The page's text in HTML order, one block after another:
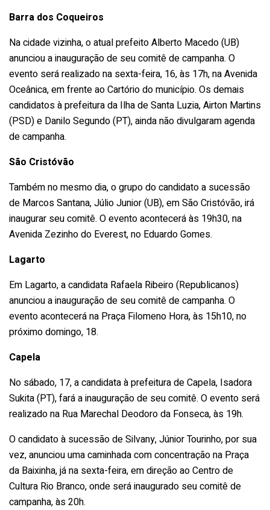
Barra dos Coqueiros
Na cidade vizinha, o atual prefeito Alberto Macedo (UB)
anunciou a inauguração de seu comitê de campanha. O
evento será realizado na sexta-feira, 16, às 17h, na Avenida
Oceânica, em frente ao Cartório do município. Os demais
candidatos à prefeitura da Ilha de Santa Luzia, Airton Martins
(PSD) e Danilo Segundo (PT), ainda não divulgaram agenda
de campanha.
São Cristóvão
Também no mesmo dia, o grupo do candidato a sucessão
de Marcos Santana, Júlio Junior (UB), em São Cristóvão, irá
inaugurar seu comitê. O evento acontecerá às 19h30, na
Avenida Zezinho do Everest, no Eduardo Gomes.
Lagarto
Em Lagarto, a candidata Rafaela Ribeiro (Republicanos)
anunciou a inauguração de seu comitê de campanha. O
evento acontecerá na Praça Filomeno Hora, às 15h10, no
próximo domingo, 18.
Capela
No sábado, 17, a candidata à prefeitura de Capela, Isadora
Sukita (PT), fará a inauguração de seu comitê. O evento será
realizado na Rua Marechal Deodoro da Fonseca, às 19h.
O candidato à sucessão de Silvany, Júnior Tourinho, por sua
vez, anunciou uma caminhada com concentração na Praça
da Baixinha, já na sexta-feira, em direção ao Centro de
Cultura Rio Branco, onde será inaugurado seu comitê de
campanha, às 20h.